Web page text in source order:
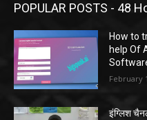
POPULAR POSTS - 48
How to
help Of
February
इंग्लिश